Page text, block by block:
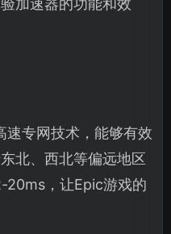
加速器的功能和效
速专网技术，能够有效
北、西北等偏远地区
20ms，让Epic游戏的